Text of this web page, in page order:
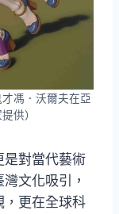
馮．沃爾夫在亞
供）
是對當代藝術
文化吸引，
，更在全球科